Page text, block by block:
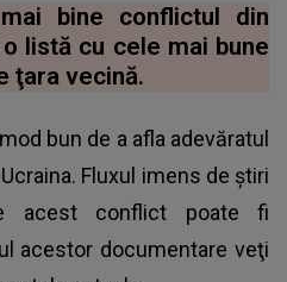
bine conflictul din
listă cu cele mai bune
ţara vecină.
bun de a afla adevăratul
Fluxul imens de ştiri
acest conflict poate fi
acestor documentare veţi